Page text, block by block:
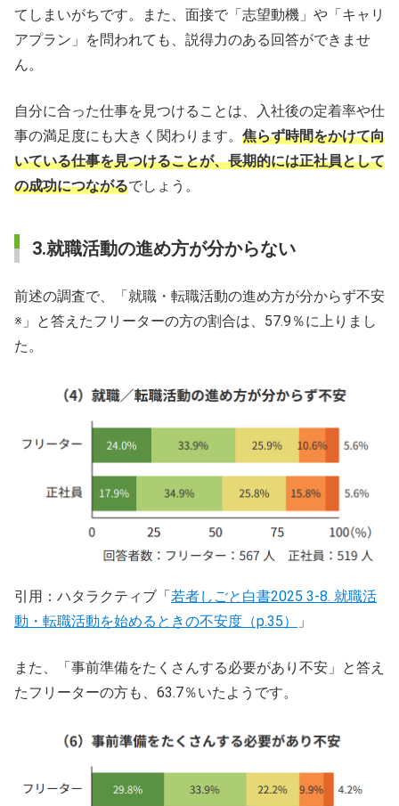
てしまいがちです。また、面接で「志望動機」や「キャリ
アプラン」を問われても、説得力のある回答ができませ
ん。
自分に合った仕事を見つけることは、入社後の定着率や仕
事の満足度にも大きく関わります。 焦らず時間をかけて向
いている仕事を見つけることが、長期的には正社員として
の成功につながるでしょう。
3.就職活動の進め方が分からない
前述の調査で、「就職・転職活動の進め方が分からず不安
※」と答えたフリーターの方の割合は、57.9％に上りまし
た。
引用：ハタラクティブ「若者しごと白書2025 3-8. 就職活
動・転職活動を始めるときの不安度（p.35）
」
また、「事前準備をたくさんする必要があり不安」と答え
たフリーターの方も、63.7％いたようです。